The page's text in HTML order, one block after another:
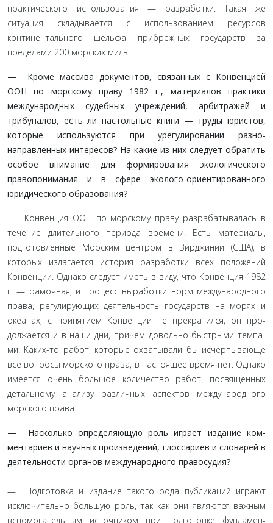
практического использования — раз­работки. Такая же
ситуация складывается с использованием ресурсов
континентального шельфа прибрежных государств за
пределами 200 морских миль.
— Кроме массива документов, связанных с Конвенци­ей
ООН по морскому праву 1982 г., материалов практи­ки
международных судебных учреждений, арбитражей и
трибуналов, есть ли настольные книги — труды юри­стов,
которые используются при урегулировании разно­
направленных интересов? На какие из них следует обра­тить
особое внимание для формирования экологического
правопонимания и в сфере эколого-ориентированного
юридического образования?
— Конвенция ООН по морскому праву разрабатывалась в
течение длительного периода времени. Есть материалы,
подготовленные Морским центром в Вирджинии (США), в
которых излагается история разработки всех положений
Конвенции. Однако следует иметь в виду, что Конвенция 1982
г. — рамочная, и процесс выработки норм международ­ного
права, регулирующих деятельность государств на морях и
океанах, с принятием Конвенции не прекратился, он про­
должается и в наши дни, причем довольно быстрыми темпа­
ми. Каких-то работ, которые охватывали бы исчерпывающе
все вопросы морского права, в настоящее время нет. Одна­ко
имеется очень большое количество работ, посвященных
детальному анализу различных аспектов международного
морского права.
— Насколько определяющую роль играет издание ком­
ментариев и научных произведений, глоссариев и сло­варей в
деятельности органов международного право­судия?
— Подготовка и издание такого рода публикаций играют
исключительно большую роль, так как они являются важным
вспомогательным источником при подготовке фундамен­